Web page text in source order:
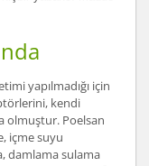
yapılmadığı için
kendi
olmuştur. Poelsan
içme suyu
damlama sulama